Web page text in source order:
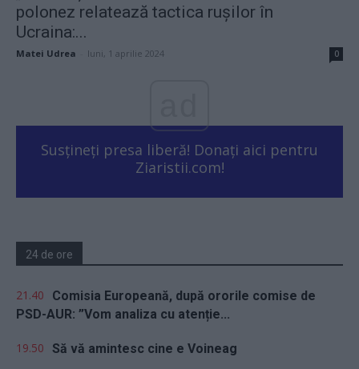
polonez relatează tactica rușilor în
Ucraina:...
Matei Udrea luni, 1 aprilie 2024 0
Susțineți presa liberă! Donați aici pentru
Ziaristii.com!
24 de ore
21.40
Comisia Europeană, după ororile comise de
PSD-AUR: ”Vom analiza cu atenție...
19.50 Să vă amintesc cine e Voineag